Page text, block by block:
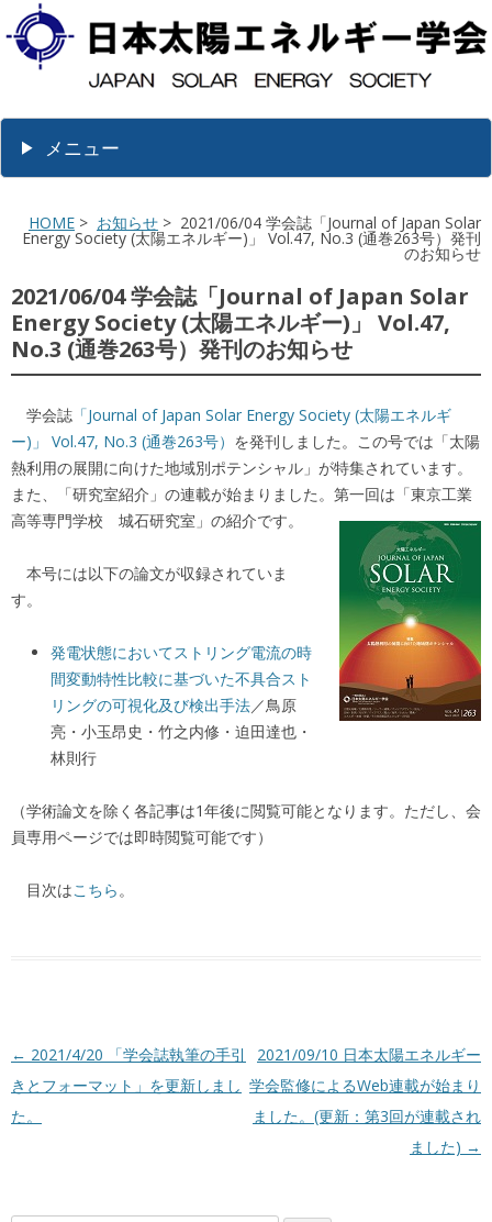
メニュー
HOME > お知らせ > 2021/06/04 学会誌「Journal of Japan Solar
Energy Society (太陽エネルギー)」 Vol.47, No.3 (通巻263号）発刊
のお知らせ
2021/06/04 学会誌「Journal of Japan Solar
Energy Society (太陽エネルギー)」 Vol.47,
No.3 (通巻263号）発刊のお知らせ
学会誌 「Journal of Japan Solar Energy Society (太陽エネルギ
ー)」 Vol.47, No.3 (通巻263号） を発刊しました。この号では「太陽
熱利用の展開に向けた地域別ポテンシャル」が特集されています。
また、「研究室紹介」の連載が始まりました。第一回は「東京工業
高等専門学校 城石研究室」の紹介です。
本号には以下の論文が収録されていま
す。
発電状態においてストリング電流の時
間変動特性比較に基づいた不具合スト
リングの可視化及び検出手法／鳥原
亮・小玉昂史・竹之内修・迫田達也・
林則行
（学術論文を除く各記事は1年後に閲覧可能となります。ただし、会
員専用ページでは即時閲覧可能です）
目次はこちら。
投稿ナビゲーション
← 2021/4/20 「学会誌執筆の手引
きとフォーマット」を更新しまし
た。
2021/09/10 日本太陽エネルギー
学会監修によるWeb連載が始まり
ました。(更新：第3回が連載され
ました) →